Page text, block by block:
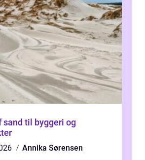
sand til byggeri og
Annika Sørensen